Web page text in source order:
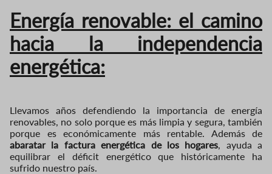
Energía renovable: el camino
hacia la independencia
energética:
Llevamos años defendiendo la importancia de energía
renovables, no solo porque es más limpia y segura, también
porque es económicamente más rentable. Además de
abaratar la factura energética de los hogares , ayuda a
equilibrar el déficit energético que históricamente ha
sufrido nuestro país.